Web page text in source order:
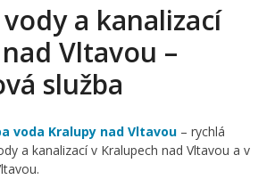
a kanalizací
Vltavou –
služba
voda Kralupy nad Vltavou – rychlá
a kanalizací v Kralupech nad Vltavou a v